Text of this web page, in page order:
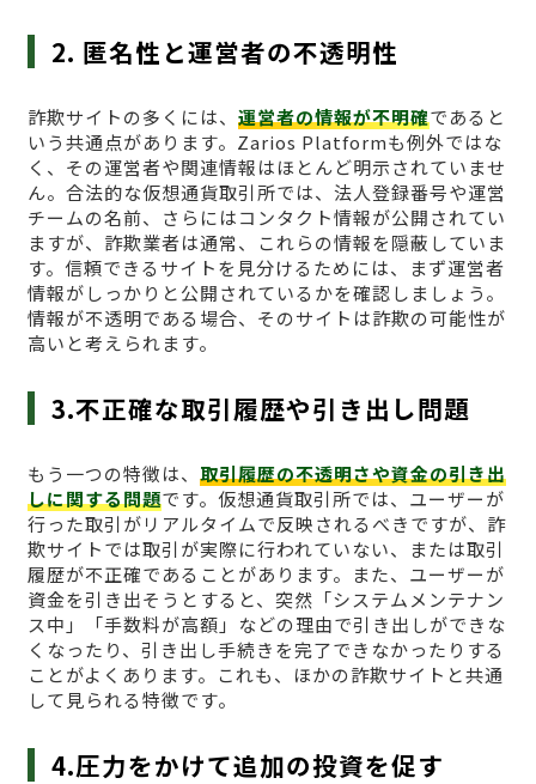
2. 匿名性と運営者の不透明性
詐欺サイトの多くには、 運営者の情報が不明確であると
いう共通点があります。Zarios Platformも例外ではな
く、その運営者や関連情報はほとんど明示されていませ
ん。合法的な仮想通貨取引所では、法人登録番号や運営
チームの名前、さらにはコンタクト情報が公開されてい
ますが、詐欺業者は通常、これらの情報を隠蔽していま
す。信頼できるサイトを見分けるためには、まず運営者
情報がしっかりと公開されているかを確認しましょう。
情報が不透明である場合、そのサイトは詐欺の可能性が
高いと考えられます。
3.不正確な取引履歴や引き出し問題
もう一つの特徴は、 取引履歴の不透明さや資金の引き出
しに関する問題です。仮想通貨取引所では、ユーザーが
行った取引がリアルタイムで反映されるべきですが、詐
欺サイトでは取引が実際に行われていない、または取引
履歴が不正確であることがあります。また、ユーザーが
資金を引き出そうとすると、突然「システムメンテナン
ス中」「手数料が高額」などの理由で引き出しができな
くなったり、引き出し手続きを完了できなかったりする
ことがよくあります。これも、ほかの詐欺サイトと共通
して見られる特徴です。
4.圧力をかけて追加の投資を促す